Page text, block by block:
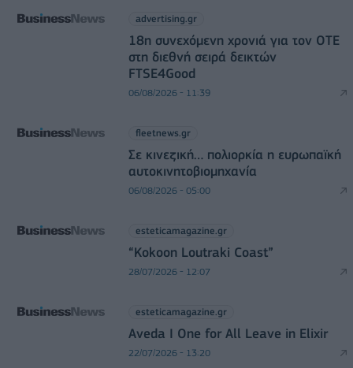
advertising.gr
18η συνεχόμενη χρονιά για τον ΟΤΕ
στη διεθνή σειρά δεικτών
FTSE4Good
06/08/2026 - 11:39
fleetnews.gr
Σε κινεζική… πολιορκία η ευρωπαϊκή
αυτοκινητοβιομηχανία
06/08/2026 - 05:00
esteticamagazine.gr
“Kokoon Loutraki Coast”
28/07/2026 - 12:07
esteticamagazine.gr
Aveda I One for All Leave in Elixir
22/07/2026 - 13:20